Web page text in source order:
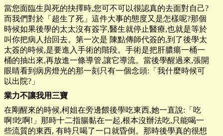
當您面臨生與死的抉擇時,您可不可以很認真的去面對自己?
而我們對於「超生了死」這件大事的態度又是怎樣呢?那個
時候如果後學的太太沒有簽字,醫生就停止醫療,也就是等於
叫你把病人抬回去。第一次是 陳點傳師代簽的,到了後學太
太簽的時候,是要進入手術的階段。手術是把肝膿瘍一桶一
桶的抽出來,再放進一條導管,讓它導流。當後學醒過來,張開
眼睛看到病房燈光的那一刻只有一個念頭:「我什麼時候可
以出院?」
業力不讓我用三寶
在剛醒來的時候,柯姐在旁邊餵後學吃東西,她一直說:「吃
啊!吃啊!」那時十二指腸黏在一起,根本沒辦法吃,只能喝一
些流質的東西, 有時只喝了一口就昏倒。那時後學真的很想